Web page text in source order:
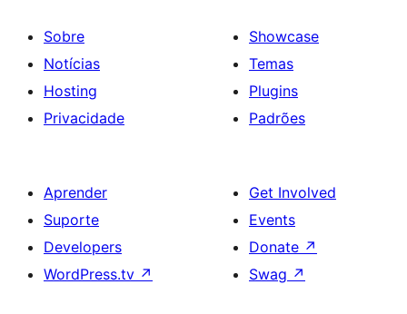
Sobre
Notícias
Hosting
Privacidade
Showcase
Temas
Plugins
Padrões
Aprender
Suporte
Developers
WordPress.tv ↗
Get Involved
Events
Donate ↗
Swag ↗